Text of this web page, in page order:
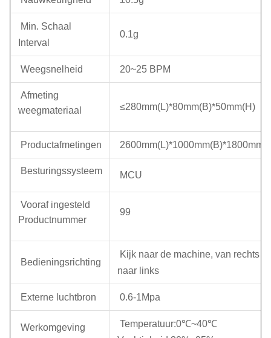
Min. Schaal
Interval
0.1g
Weegsnelheid 20~25 BPM
Afmeting
weegmateriaal
≤280mm(L)*80mm(B)*50mm(H)
Productafmetingen
Besturingssysteem MCU
Vooraf ingesteld
Productnummer
99
Bedieningsrichting
Kijk naar de machine, van rechts
naar links
Externe luchtbron 0.6-1Mpa
Werkomgeving
Temperatuur:0℃~40℃